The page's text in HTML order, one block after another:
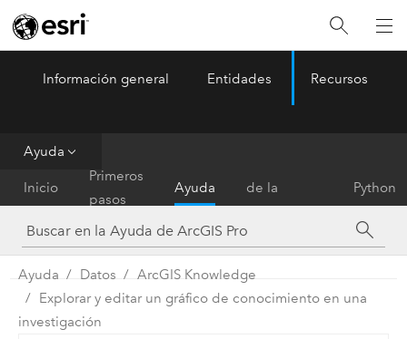
ArcGIS Pro Menu
Información general Entidades Recursos
Ayuda
Inicio
Primeros
pasos
Ayuda
de la
herramienta
Python
Ayuda Datos
ArcGIS Knowledge
Explorar y editar un gráfico de conocimiento en una
investigación